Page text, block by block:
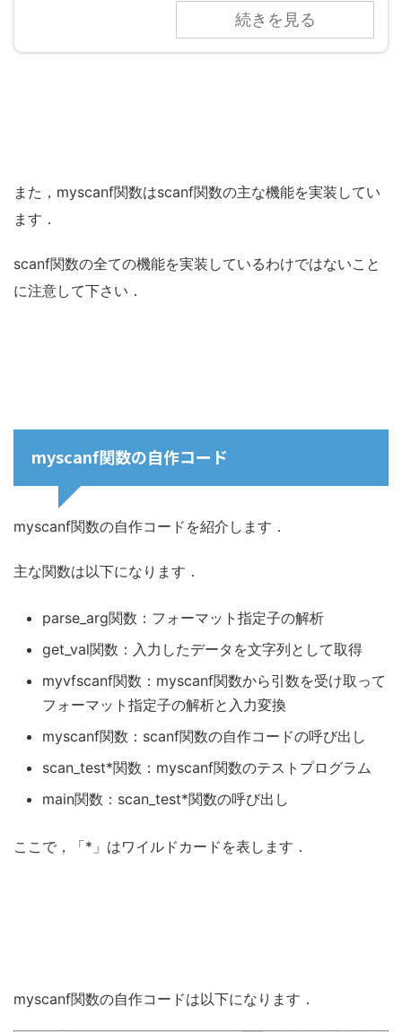
続きを見る
また，myscanf関数はscanf関数の主な機能を実装してい
ます．
scanf関数の全ての機能を実装しているわけではないこと
に注意して下さい．
myscanf関数の自作コード
myscanf関数の自作コードを紹介します．
主な関数は以下になります．
parse_arg関数：フォーマット指定子の解析
get_val関数：入力したデータを文字列として取得
myvfscanf関数：myscanf関数から引数を受け取って
フォーマット指定子の解析と入力変換
myscanf関数：scanf関数の自作コードの呼び出し
scan_test*関数：myscanf関数のテストプログラム
main関数：scan_test*関数の呼び出し
ここで，「*」はワイルドカードを表します．
myscanf関数の自作コードは以下になります．